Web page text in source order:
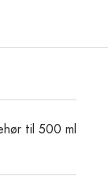
til 500 ml